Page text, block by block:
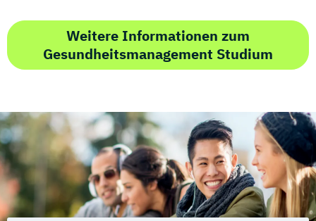
Weitere Informationen zum
Gesundheitsmanagement Studium